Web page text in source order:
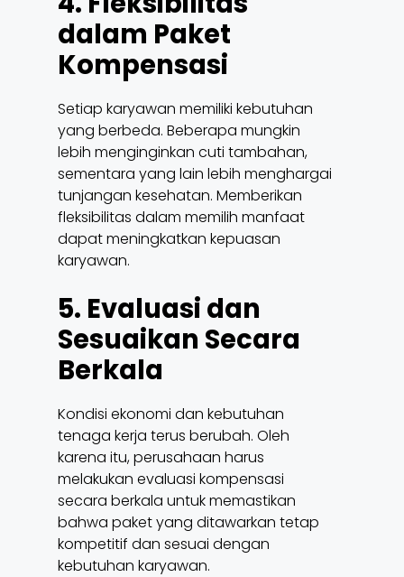
dalam Paket
Kompensasi
Setiap karyawan memiliki kebutuhan
yang berbeda. Beberapa mungkin
lebih menginginkan cuti tambahan,
sementara yang lain lebih menghargai
tunjangan kesehatan. Memberikan
fleksibilitas dalam memilih manfaat
dapat meningkatkan kepuasan
karyawan.
5. Evaluasi dan
Sesuaikan Secara
Berkala
Kondisi ekonomi dan kebutuhan
tenaga kerja terus berubah. Oleh
karena itu, perusahaan harus
melakukan evaluasi kompensasi
secara berkala untuk memastikan
bahwa paket yang ditawarkan tetap
kompetitif dan sesuai dengan
kebutuhan karyawan.